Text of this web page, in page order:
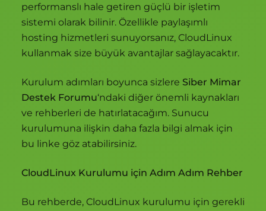
performanslı hale getiren güçlü bir işletim
sistemi olarak bilinir. Özellikle paylaşımlı
hosting hizmetleri sunuyorsanız, CloudLinux
kullanmak size büyük avantajlar sağlayacaktır.
Kurulum adımları boyunca sizlere Siber Mimar
Destek Forumu‘ndaki diğer önemli kaynakları
ve rehberleri de hatırlatacağım. Sunucu
kurulumuna ilişkin daha fazla bilgi almak için
bu linke göz atabilirsiniz.
CloudLinux Kurulumu için Adım Adım Rehber
Bu rehberde, CloudLinux kurulumu için gerekli